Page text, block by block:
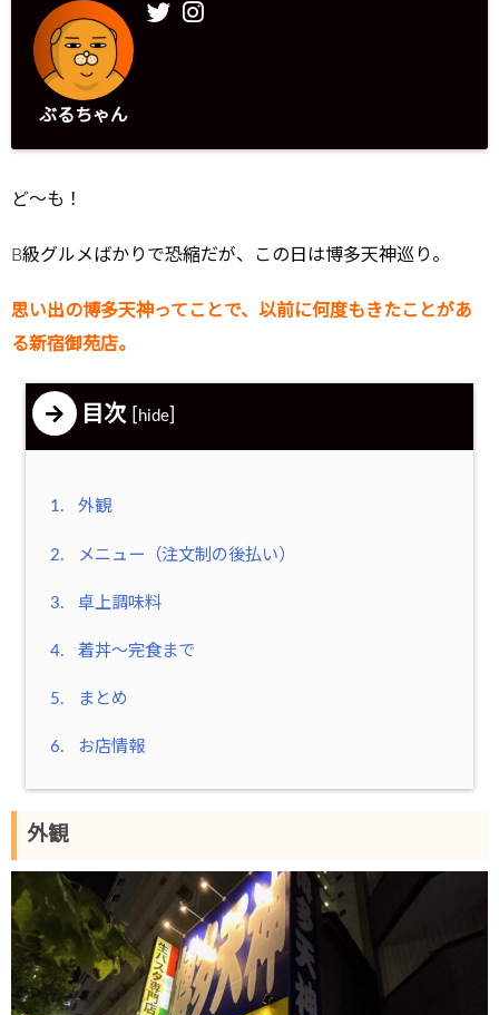
ぶるちゃん
ど～も！
B級グルメばかりで恐縮だが、この日は博多天神巡り。
思い出の博多天神ってことで、以前に何度もきたことがあ
る新宿御苑店。
目次 hide
1. 外観
2. メニュー（注文制の後払い）
3. 卓上調味料
4. 着丼～完食まで
5. まとめ
6. お店情報
外観